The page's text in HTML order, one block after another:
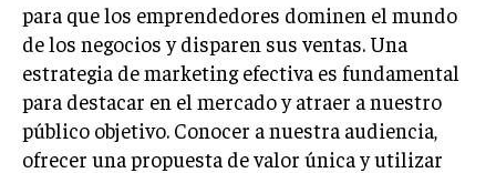
Aparece en periódicos digitales y domina los buscadores,
Infórmate aquí.
para que los emprendedores dominen el mundo
de los negocios y disparen sus ventas. Una
estrategia de marketing efectiva es fundamental
para destacar en el mercado y atraer a nuestro
público objetivo. Conocer a nuestra audiencia,
ofrecer una propuesta de valor única y utilizar